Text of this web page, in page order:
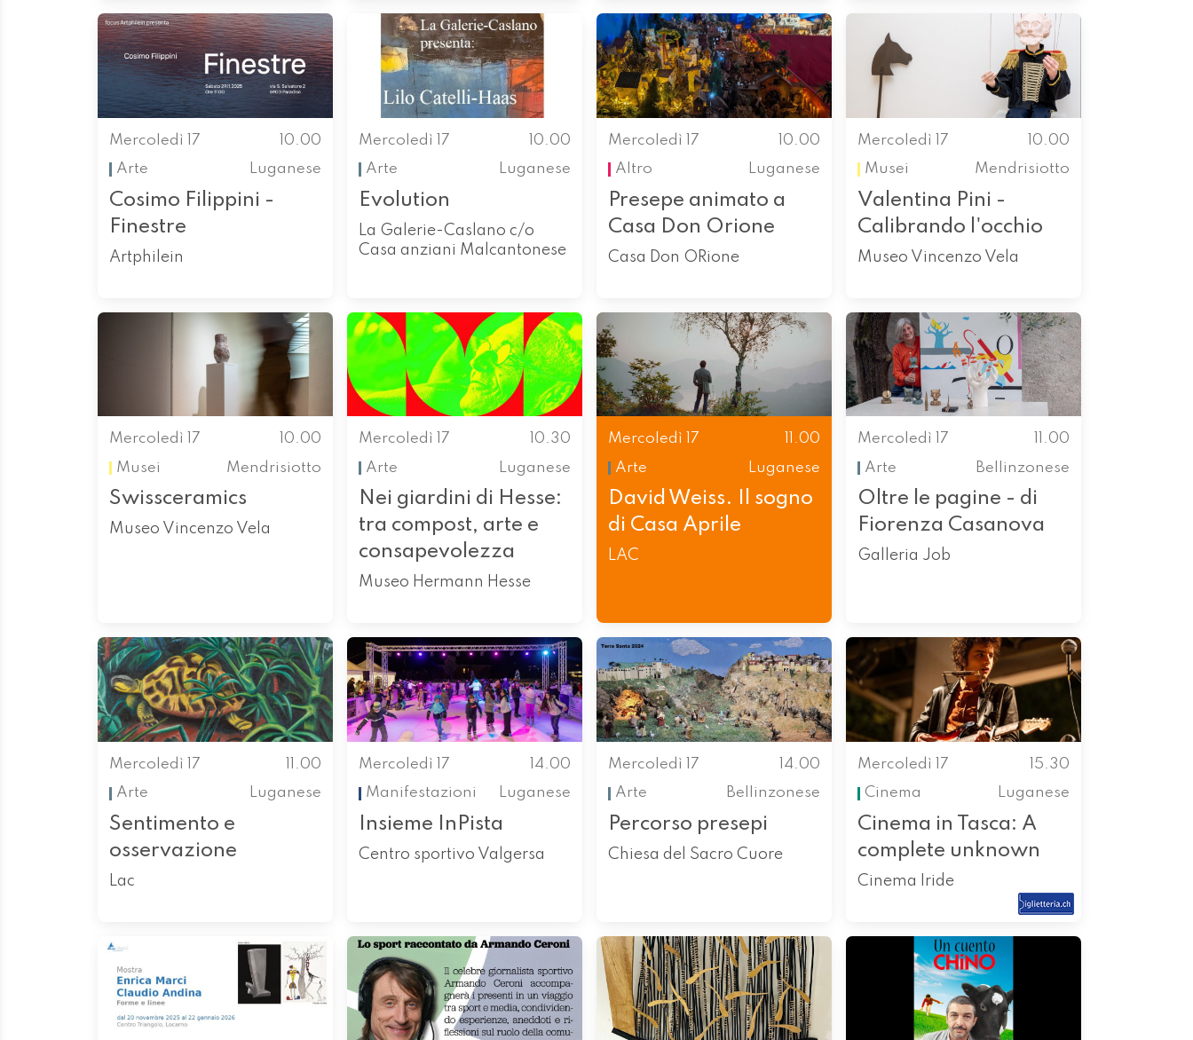
Mercoledì 17
10.00
Arte
Luganese
Cosimo Filippini -
Finestre
Artphilein
Mercoledì 17
10.00
Arte
Luganese
Evolution
La Galerie-Caslano c/o
Casa anziani Malcantonese
Mercoledì 17
10.00
Altro
Luganese
Presepe animato a
Casa Don Orione
Casa Don ORione
Mercoledì 17
10.00
Musei
Mendrisiotto
Valentina Pini -
Calibrando l'occhio
Museo Vincenzo Vela
Mercoledì 17
10.00
Musei
Mendrisiotto
Swissceramics
Museo Vincenzo Vela
Mercoledì 17
10.30
Arte
Luganese
Nei giardini di Hesse:
tra compost, arte e
consapevolezza
Museo Hermann Hesse
Mercoledì 17
11.00
Arte
Luganese
David Weiss. Il sogno
di Casa Aprile
LAC
Mercoledì 17
11.00
Arte
Bellinzonese
Oltre le pagine - di
Fiorenza Casanova
Galleria Job
Mercoledì 17
11.00
Arte
Luganese
Sentimento e
osservazione
Lac
Mercoledì 17
14.00
Manifestazioni
Luganese
Insieme InPista
Centro sportivo Valgersa
Mercoledì 17
14.00
Arte
Bellinzonese
Percorso presepi
Chiesa del Sacro Cuore
Mercoledì 17
15.30
Cinema
Luganese
Cinema in Tasca: A
complete unknown
Cinema Iride